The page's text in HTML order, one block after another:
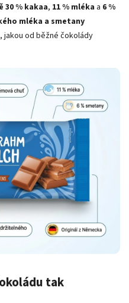
30 % kakaa, 11 % mléka a 6 %
mléka a smetany
od běžné čokolády
tak